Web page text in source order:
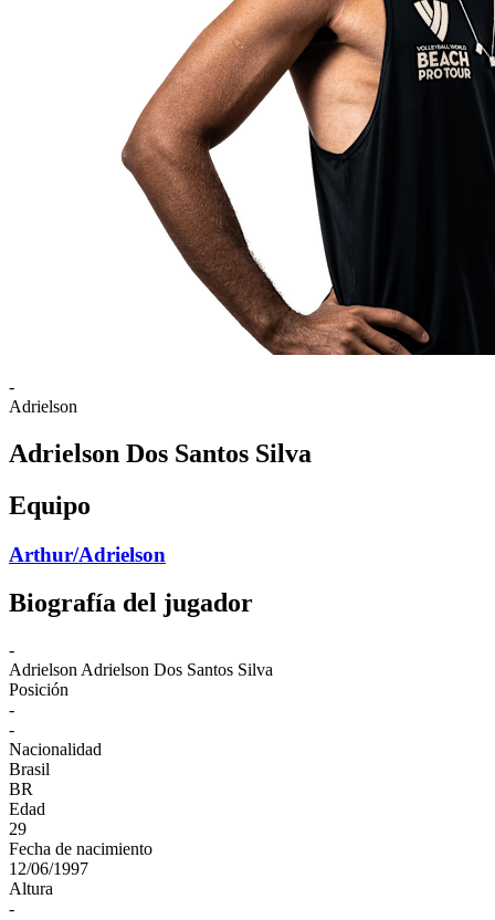
-
Adrielson
Adrielson Dos Santos Silva
Equipo
Arthur/Adrielson
Biografía del jugador
-
Adrielson Adrielson Dos Santos Silva
Posición
-
-
Nacionalidad
Brasil
BR
Edad
29
Fecha de nacimiento
12/06/1997
Altura
-